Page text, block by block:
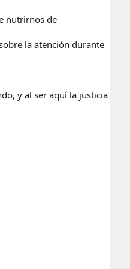
nutrirnos de
la atención durante
y al ser aquí la justicia